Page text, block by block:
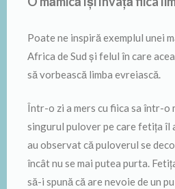
Poate ne inspiră exemplul unei
Africa de Sud și felul în care
să vorbească limba evreiască.
Într-o zi a mers cu fiica sa într-o
singurul pulover pe care fetița îl
au observat că puloverul se
încât nu se mai putea purta.
să-i spună că are nevoie de un